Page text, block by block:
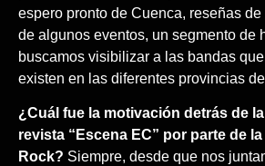
espero pronto de Cuenca, reseñas
de algunos eventos, un segmento de
buscamos visibilizar a las bandas
existen en las diferentes provincias
¿Cuál fue la motivación detrás de
revista “Escena EC” por parte de
Rock? Siempre, desde que nos